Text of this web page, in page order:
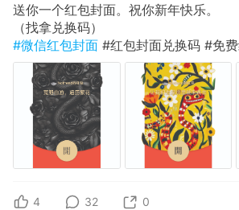
送你一个红包封面。祝你新年快乐。
（找拿兑换码）
#微信红包封面 #红包封面兑换码 #免
4 32 0